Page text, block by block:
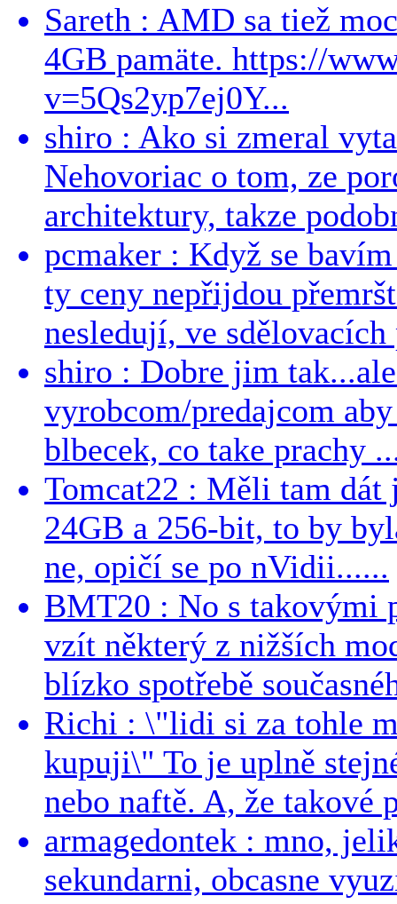
Sareth : AMD sa tiež
4GB pamäte. https://
v=5Qs2yp7ej0Y...
shiro : Ako si zmeral
Nehovoriac o tom, ze
architektury, takze
pcmaker : Když se
ty ceny nepřijdou
nesledují, ve sdělovacích
shiro : Dobre jim
vyrobcom/predajcom
blbecek, co take prachy
Tomcat22 : Měli tam dát
24GB a 256-bit, to by
ne, opičí se po nVidii......
BMT20 : No s takovými
vzít některý z nižších
blízko spotřebě
Richi : \"lidi si za tohle
kupuji\" To je uplně
nebo naftě. A, že takové
armagedontek : mno,
sekundarni, obcasne